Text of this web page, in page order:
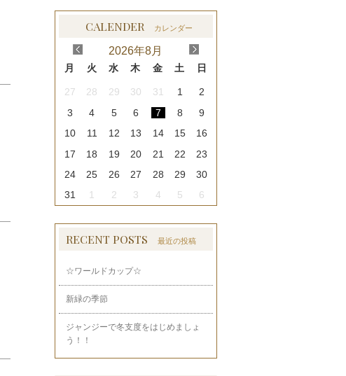
CALENDER カレンダー
2026年8月
< >
月 火 水 木 金 土 日
27 28 29 30 31 1
2
3
4 5 6 7 8
9
10
11 12 13 14 15
16
17
18 19 20 21 22
23
24
25 26 27 28 29
30
31
1 2 3 4 5 6
RECENT POSTS 最近の投稿
☆ワールドカップ☆
新緑の季節
ジャンジーで冬支度をはじめましょ
う！！